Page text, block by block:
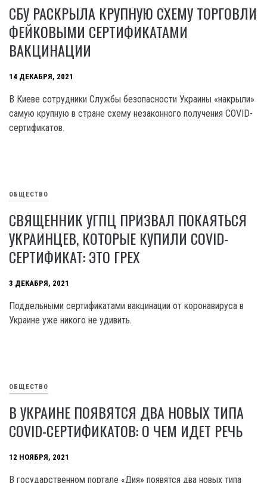
СБУ РАСКРЫЛА КРУПНУЮ СХЕМУ ТОРГОВЛИ
ФЕЙКОВЫМИ СЕРТИФИКАТАМИ
ВАКЦИНАЦИИ
14 ДЕКАБРЯ, 2021
В Киеве сотрудники Службы безопасности Украины «накрыли»
самую крупную в стране схему незаконного получения COVID-
сертификатов.
ОБЩЕСТВО
СВЯЩЕННИК УГПЦ ПРИЗВАЛ ПОКАЯТЬСЯ
УКРАИНЦЕВ, КОТОРЫЕ КУПИЛИ COVID-
СЕРТИФИКАТ: ЭТО ГРЕХ
3 ДЕКАБРЯ, 2021
Поддельными сертификатами вакцинации от коронавируса в
Украине уже никого не удивить.
ОБЩЕСТВО
В УКРАИНЕ ПОЯВЯТСЯ ДВА НОВЫХ ТИПА
COVID-СЕРТИФИКАТОВ: О ЧЕМ ИДЕТ РЕЧЬ
12 НОЯБРЯ, 2021
В государственном портале «Дия» появятся два новых типа